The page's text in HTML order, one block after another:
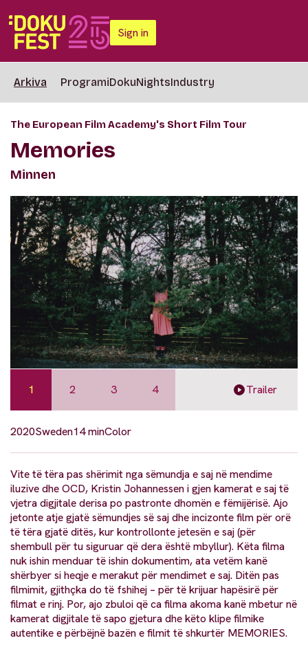
Sign in
Arkiva ProgramiDokuNightsIndustry
The European Film Academy's Short Film Tour
Memories
Minnen
1 2 3 4 Trailer
2020Sweden14 minColor
Vite të tëra pas shërimit nga sëmundja e saj në mendime
iluzive dhe OCD, Kristin Johannessen i gjen kamerat e saj të
vjetra digjitale derisa po pastronte dhomën e fëmijërisë. Ajo
jetonte atje gjatë sëmundjes së saj dhe incizonte film për orë
të tëra gjatë ditës, kur kontrollonte jetesën e saj (për
shembull për tu siguruar që dera është mbyllur). Këta filma
nuk ishin menduar të ishin dokumentim, ata vetëm kanë
shërbyer si heqje e merakut për mendimet e saj. Ditën pas
filmimit, gjithçka do të fshihej – për të krijuar hapësirë për
filmat e rinj. Por, ajo zbuloi që ca filma akoma kanë mbetur në
kamerat digjitale të sapo gjetura dhe këto klipe filmike
autentike e përbëjnë bazën e filmit të shkurtër MEMORIES.